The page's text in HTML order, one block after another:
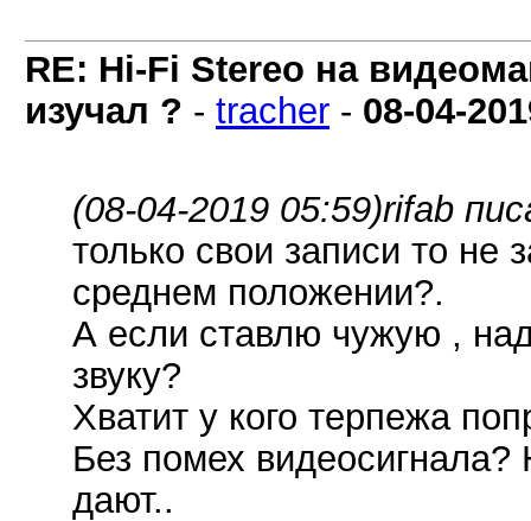
RE: Hi-Fi Stereo на
изучал ? - tracher - 08-04-
(08-04-2019 05:59)rifab
только свои записи то не
среднем положении?.
А если ставлю чужую ,
звуку?
Хватит у кого терпежа
Без помех
дают..